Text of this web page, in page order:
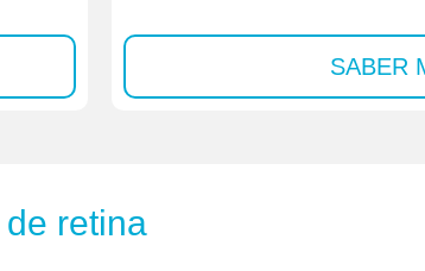
SABER
retina